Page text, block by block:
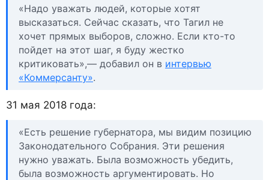
«Надо уважать людей, которые хотят
высказаться. Сейчас сказать, что Тагил не
хочет прямых выборов, сложно. Если кто-то
пойдет на этот шаг, я буду жестко
критиковать»,— добавил он в интервью
«Коммерсанту».
31 мая 2018 года:
«Есть решение губернатора, мы видим позицию
Законодательного Собрания. Эти решения
нужно уважать. Была возможность убедить,
была возможность аргументировать. Но